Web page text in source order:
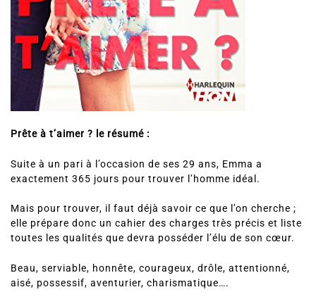
Prête à t’aimer ? le résumé :
Suite à un pari à l’occasion de ses 29 ans, Emma a
exactement 365 jours pour trouver l’homme idéal.
Mais pour trouver, il faut déjà savoir ce que l’on cherche ;
elle prépare donc un cahier des charges très précis et liste
toutes les qualités que devra posséder l’élu de son cœur.
Beau, serviable, honnête, courageux, drôle, attentionné,
aisé, possessif, aventurier, charismatique….